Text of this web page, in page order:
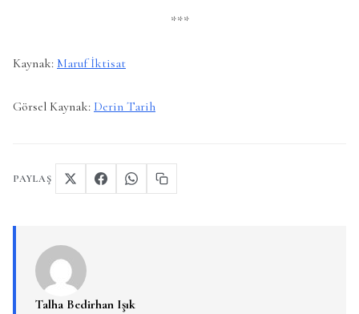
***
Kaynak: Maruf İktisat
Görsel Kaynak: Derin Tarih
PAYLAŞ
Talha Bedirhan Işık